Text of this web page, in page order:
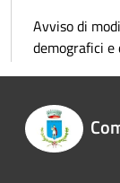
Avviso di
demografici